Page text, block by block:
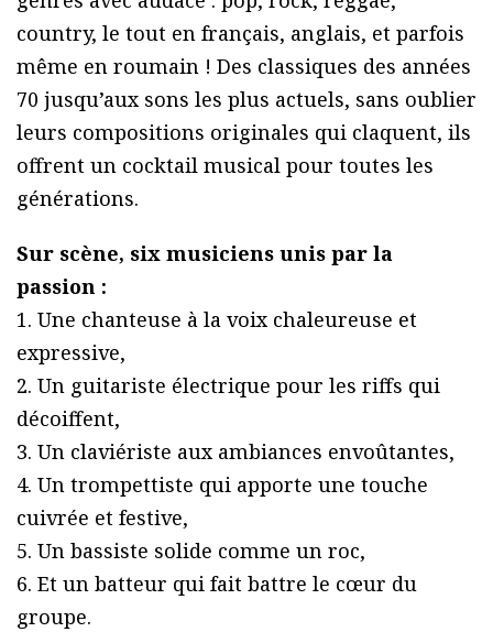
country, le tout en français, anglais, et parfois
même en roumain ! Des classiques des années
70 jusqu’aux sons les plus actuels, sans oublier
leurs compositions originales qui claquent, ils
offrent un cocktail musical pour toutes les
générations.
Sur scène, six musiciens unis par la
passion :
1. Une chanteuse à la voix chaleureuse et
expressive,
2. Un guitariste électrique pour les riffs qui
décoiffent,
3. Un claviériste aux ambiances envoûtantes,
4. Un trompettiste qui apporte une touche
cuivrée et festive,
5. Un bassiste solide comme un roc,
6. Et un batteur qui fait battre le cœur du
groupe.